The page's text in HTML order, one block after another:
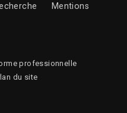
Mentions
professionnelle
du site